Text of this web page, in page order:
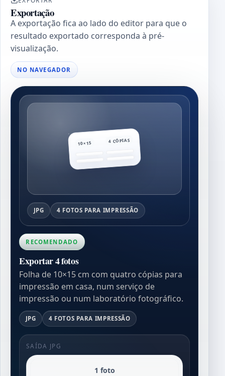
Exportação
A exportação fica ao lado do editor para que o
resultado exportado corresponda à pré-
visualização.
NO NAVEGADOR
10×15 4 CÓPIAS
JPG 4 FOTOS PARA IMPRESSÃO
RECOMENDADO
Exportar 4 fotos
Folha de 10×15 cm com quatro cópias para
impressão em casa, num serviço de
impressão ou num laboratório fotográfico.
JPG 4 FOTOS PARA IMPRESSÃO
SAÍDA JPG
1 foto